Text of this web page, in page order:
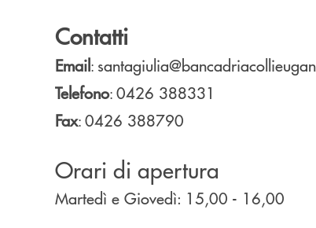
Contatti
Email:
Telefono: 0426 388331
Fax: 0426 388790
Orari di apertura
Martedì e Giovedì: 15,00 - 16,00